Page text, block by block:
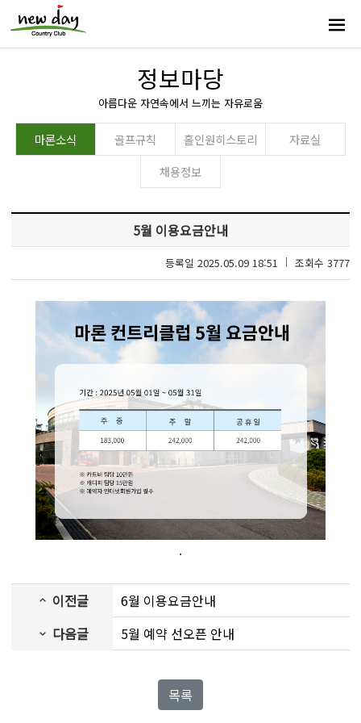
정보마당
아름다운 자연속에서 느끼는 자유로움
마론소식 골프규칙 홀인원히스토리
자료실
채용정보
5월 이용요금안내
등록일 2025.05.09 18:51 조회수 3777
.
이전글
6월 이용요금안내
다음글
5월 예약 선오픈 안내
목록